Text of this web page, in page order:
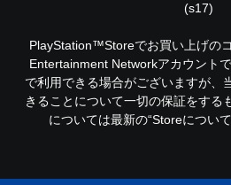
(s17)
PlayStation™Storeでお買い上げの
Entertainment Networkアカウント
で利用できる場合がございますが、
きることについて一切の保証をする
については最新の“Storeについ